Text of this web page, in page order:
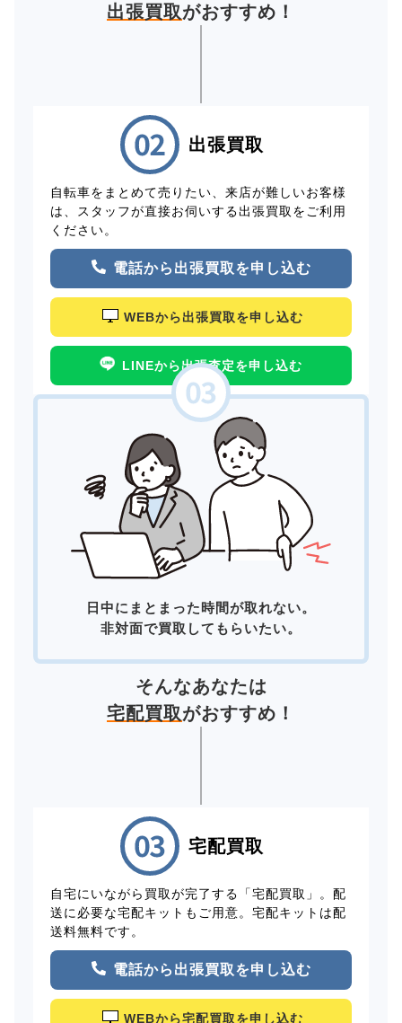
出張買取がおすすめ！
出張買取
自転車をまとめて売りたい、来店が難しいお客様
は、スタッフが直接お伺いする出張買取をご利用
ください。
電話から出張買取を申し込む
WEBから出張買取を申し込む
LINEから出張査定を申し込む
日中にまとまった時間が取れない。
非対面で買取してもらいたい。
そんなあなたは
宅配買取がおすすめ！
宅配買取
自宅にいながら買取が完了する「宅配買取」。配
送に必要な宅配キットもご用意。宅配キットは配
送料無料です。
電話から出張買取を申し込む
WEBから宅配買取を申し込む